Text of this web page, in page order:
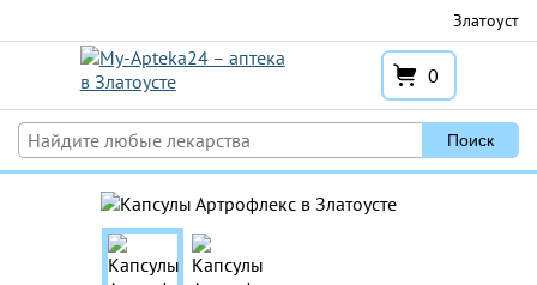
к
содержимому
Златоуст
0
Поиск